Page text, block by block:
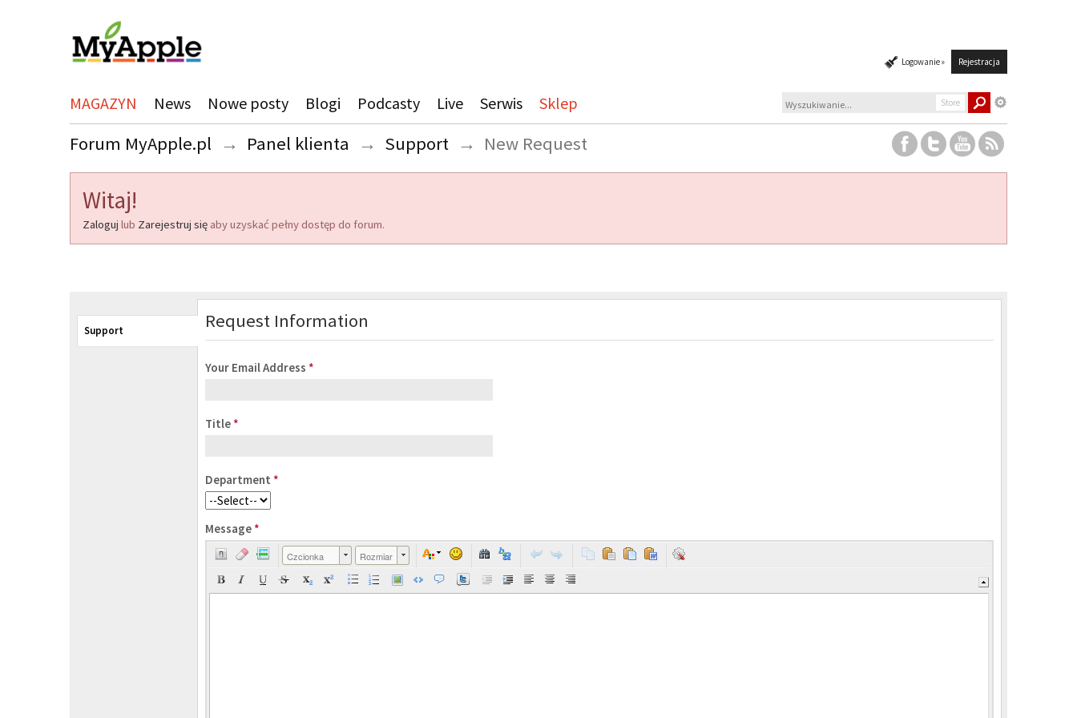
Logowanie » Rejestracja
MAGAZYN News Nowe posty Blogi Podcasty Live Serwis Sklep Store
Forum MyApple.pl → Panel klienta → Support → New Request
Witaj!
Zaloguj lub Zarejestruj się aby uzyskać pełny dostęp do forum.
Support Request Information
Your Email Address *
Title *
Department *
Message *
Czcionka Rozmiar